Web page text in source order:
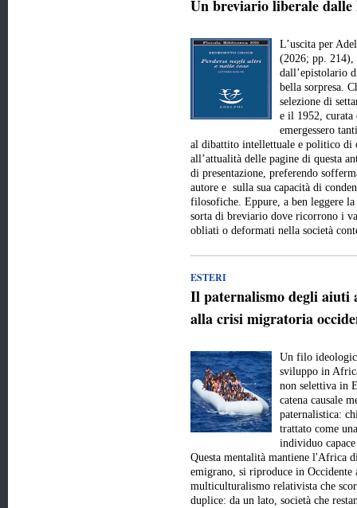
Un breviario liberale dalle
L’uscita per
(2026; pp. 214),
dall’epistolario
bella sorpresa.
selezione di
e il 1952, curata
emergessero
al dibattito intellettuale e politico di
all’attualità delle pagine di questa
di presentazione, preferendo
autore e sulla sua capacità di
filosofiche. Eppure, a ben leggere la
sorta di breviario dove ricorrono i
obliati o deformati nella società
ESTERI
Il paternalismo degli aiuti
alla crisi migratoria
Un filo
sviluppo in
non selettiva in
catena causale
paternalistica:
trattato come
individuo
Questa mentalità mantiene l'Africa
emigrano, si riproduce in Occidente
multiculturalismo relativista che
duplice: da un lato, società che